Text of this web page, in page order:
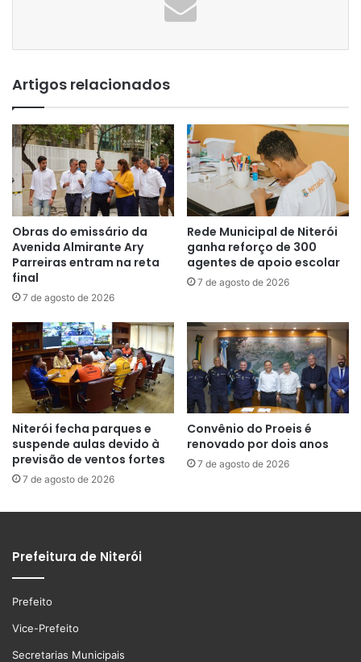
Artigos relacionados
Obras do emissário da
Avenida Almirante Ary
Parreiras entram na reta
final
7 de agosto de 2026
Rede Municipal de Niterói
ganha reforço de 300
agentes de apoio escolar
7 de agosto de 2026
Niterói fecha parques e
suspende aulas devido à
previsão de ventos fortes
7 de agosto de 2026
Convênio do Proeis é
renovado por dois anos
7 de agosto de 2026
Prefeitura de Niterói
Prefeito
Vice-Prefeito
Secretarias Municipais